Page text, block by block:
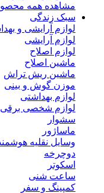
مشاهده همه
سبک زندگی
لوازم آرایشی و
لوازم آرایشی
لوازم اصلاح
ماشین اصلاح
ماشین ریش تراش
موزن گوش و بینی
لوازم بهداشتی
لوازم شخصی برقی
سشوار
ماساژور
وسایل نقلیه
دوچرخه
اسکوتر
ساعت شنی
کمپینگ و سفر